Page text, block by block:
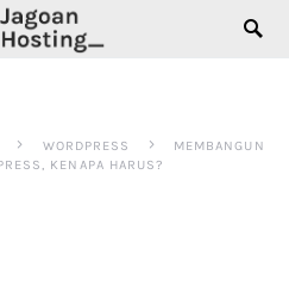
WORDPRESS
MEMBANGUN
KENAPA HARUS?